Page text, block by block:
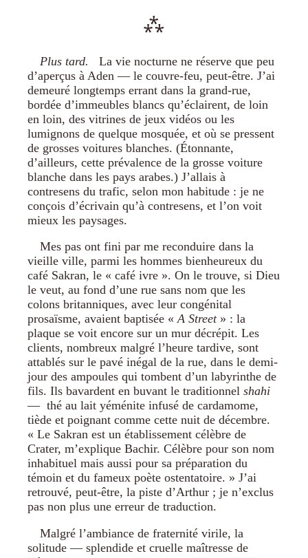
Plus tard.
La vie nocturne ne réserve que peu
d’aperçus à Aden — le couvre-feu, peut-être. J’ai
demeuré longtemps errant dans la grand-rue,
bordée d’immeubles blancs qu’éclairent, de loin
en loin, des vitrines de jeux vidéos ou les
lumignons de quelque mosquée, et où se pressent
de grosses voitures blanches. (Étonnante,
d’ailleurs, cette prévalence de la grosse voiture
blanche dans les pays arabes.) J’allais à
contresens du trafic, selon mon habitude : je ne
conçois d’écrivain qu’à contresens, et l’on voit
mieux les paysages.
Mes pas ont fini par me reconduire dans la
vieille ville, parmi les hommes bienheureux du
café Sakran, le « café ivre ». On le trouve, si Dieu
le veut, au fond d’une rue sans nom que les
colons britanniques, avec leur congénital
prosaïsme, avaient baptisée «A Street» : la
plaque se voit encore sur un mur décrépit. Les
clients, nombreux malgré l’heure tardive, sont
attablés sur le pavé inégal de la rue, dans le demi-
jour des ampoules qui tombent d’un labyrinthe de
fils. Ils bavardent en buvant le traditionnel shahi
— thé au lait yéménite infusé de cardamome,
tiède et poignant comme cette nuit de décembre.
« Le Sakran est un établissement célèbre de
Crater, m’explique Bachir. Célèbre pour son nom
inhabituel mais aussi pour sa préparation du
témoin et du fameux poète ostentatoire. » J’ai
retrouvé, peut-être, la piste d’Arthur ; je n’exclus
pas non plus une erreur de traduction.
Malgré l’ambiance de fraternité virile, la
solitude — splendide et cruelle maîtresse de